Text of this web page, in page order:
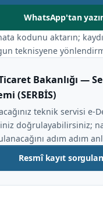
WhatsApp'tan
kodunu aktarın;
teknisyene
Bakanlığı —
(SERBİS)
teknik servisi e-
doğrulayabilirsiniz;
adım adım
Resmî kayıt